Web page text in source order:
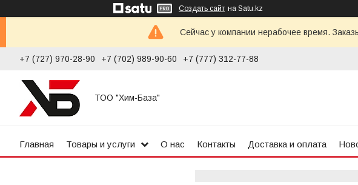
Создать сайт на Satu.kz
Сейчас у компании нерабочее время.
+7 (727) 970-28-90 +7 (702) 989-90-60 +7 (777) 312-77-88
ТОО "Хим-База"
Главная Товары и услуги О нас Контакты Доставка и оплата